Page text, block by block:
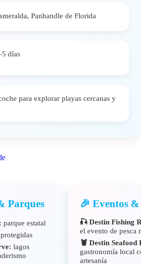
Panhandle de Florida
días
para explorar playas cercanas y
Parques
parque estatal
lagos
🎉 Eventos
🎣 Destin Fishing
el evento de pesca
🦞 Destin Seafood
gastronomía local
artesanía